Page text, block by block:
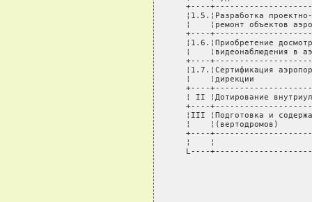
+----
¦1.5.¦Разработка
¦    ¦ремонт объектов
+----
¦1.6.¦Приобретение
¦    ¦видеонаблюдения в
+----
¦1.7.¦Сертификация
¦    ¦дирекции
+----
¦ II ¦Дотирование
+----
¦III ¦Подготовка и
¦    ¦(вертодромов)
+----
¦    ¦
L----